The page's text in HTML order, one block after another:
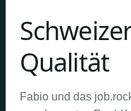
Qualität
Fabio und das